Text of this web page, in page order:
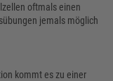
oftmals einen
jemals möglich
kommt es zu einer